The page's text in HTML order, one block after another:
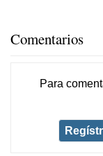
Comentarios
Para